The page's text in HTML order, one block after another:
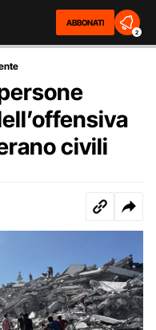
ABBONATI
2
civili